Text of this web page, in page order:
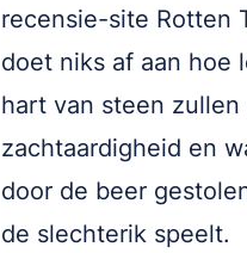
recensie-site Rotten
doet niks af aan hoe
hart van steen
zachtaardigheid en
door de beer
de slechterik speelt.